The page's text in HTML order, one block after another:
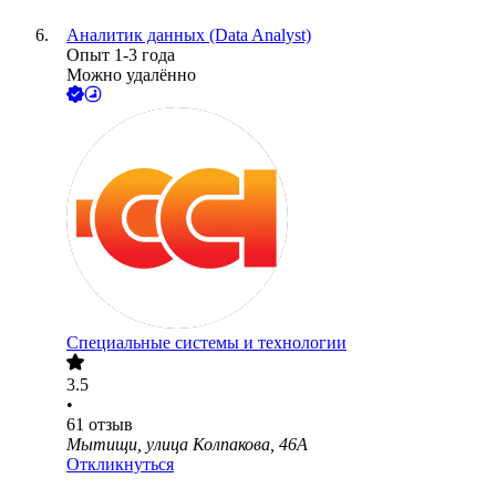
Аналитик данных (Data Analyst)
Опыт 1-3 года
Можно удалённо
Специальные системы и технологии
3.5
•
61 отзыв
Мытищи, улица Колпакова, 46А
Откликнуться